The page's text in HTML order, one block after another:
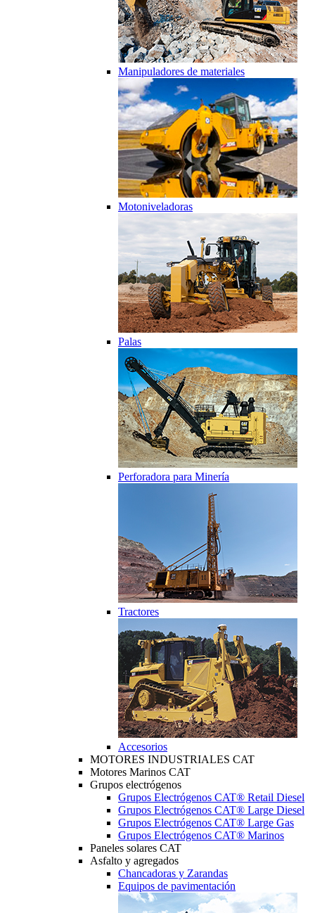
Manipuladores de materiales
Motoniveladoras
Palas
Perforadora para Minería
Tractores
Accesorios
MOTORES INDUSTRIALES CAT
Motores Marinos CAT
Grupos electrógenos
Grupos Electrógenos CAT® Retail Diesel
Grupos Electrógenos CAT® Large Diesel
Grupos Electrógenos CAT® Large Gas
Grupos Electrógenos CAT® Marinos
Paneles solares CAT
Asfalto y agregados
Chancadoras y Zarandas
Equipos de pavimentación